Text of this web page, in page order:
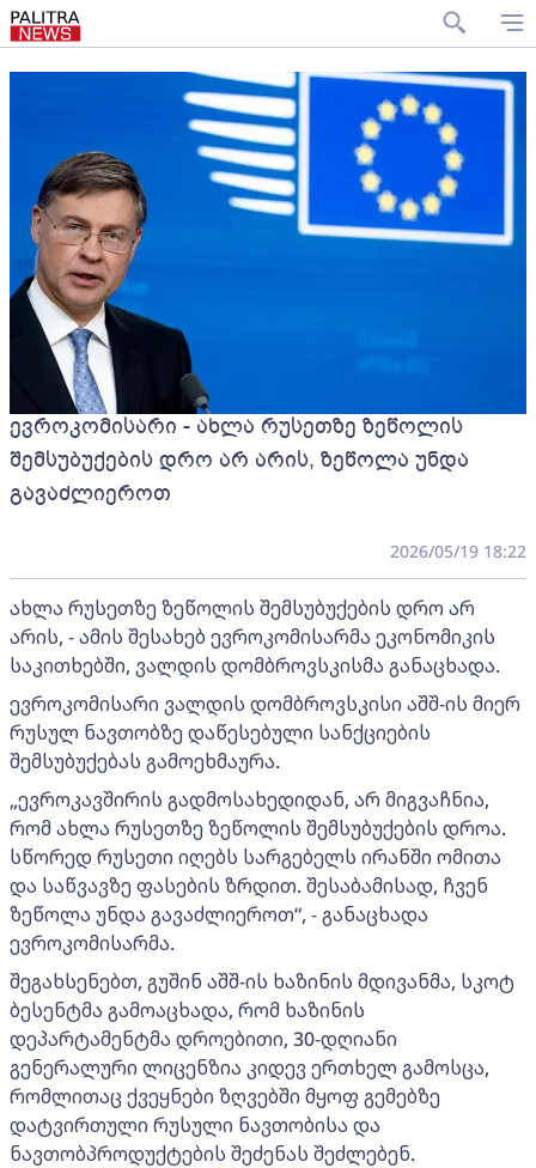
ევროკომისარი - ახლა რუსეთზე ზეწოლის
შემსუბუქების დრო არ არის, ზეწოლა უნდა
გავაძლიეროთ
2026/05/19 18:22
ახლა რუსეთზე ზეწოლის შემსუბუქების დრო არ
არის, - ამის შესახებ ევროკომისარმა ეკონომიკის
საკითხებში, ვალდის დომბროვსკისმა განაცხადა.
ევროკომისარი ვალდის დომბროვსკისი აშშ-ის მიერ
რუსულ ნავთობზე დაწესებული სანქციების
შემსუბუქებას გამოეხმაურა.
„ევროკავშირის გადმოსახედიდან, არ მიგვაჩნია,
რომ ახლა რუსეთზე ზეწოლის შემსუბუქების დროა.
სწორედ რუსეთი იღებს სარგებელს ირანში ომითა
და საწვავზე ფასების ზრდით. შესაბამისად, ჩვენ
ზეწოლა უნდა გავაძლიეროთ“, - განაცხადა
ევროკომისარმა.
შეგახსენებთ, გუშინ აშშ-ის ხაზინის მდივანმა, სკოტ
ბესენტმა გამოაცხადა, რომ ხაზინის
დეპარტამენტმა დროებითი, 30-დღიანი
გენერალური ლიცენზია კიდევ ერთხელ გამოსცა,
რომლითაც ქვეყნები ზღვებში მყოფ გემებზე
დატვირთული რუსული ნავთობისა და
ნავთობპროდუქტების შეძენას შეძლებენ.